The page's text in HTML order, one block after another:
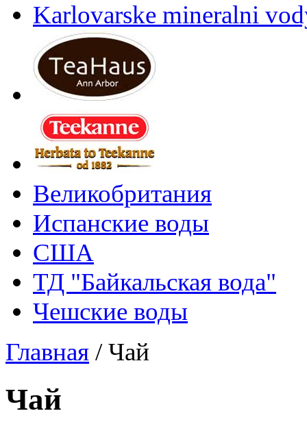
Karlovarske mineralni
Великобритания
Испанские воды
США
ТД "Байкальская вода"
Чешские воды
Главная /Чай
Чай